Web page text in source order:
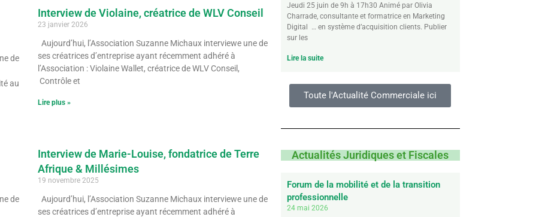
de
au
Interview de Violaine, créatrice de WLV Conseil
23 janvier 2026
Aujourd’hui, l’Association Suzanne Michaux interviewe une de
ses créatrices d’entreprise ayant récemment adhéré à
l’Association : Violaine Wallet, créatrice de WLV Conseil,
Contrôle et
Lire plus »
de
Interview de Marie-Louise, fondatrice de Terre
Afrique & Millésimes
19 novembre 2025
Aujourd’hui, l’Association Suzanne Michaux interviewe une de
ses créatrices d’entreprise ayant récemment adhéré à
Jeudi 25 juin de 9h à 17h30 Animé par Olivia
Charrade, consultante et formatrice en Marketing
Digital … en système d’acquisition clients. Publier
sur les
Lire la suite
Toute l'Actualité Commerciale ici
Actualités Juridiques et Fiscales
Forum de la mobilité et de la transition
professionnelle
24 mai 2026